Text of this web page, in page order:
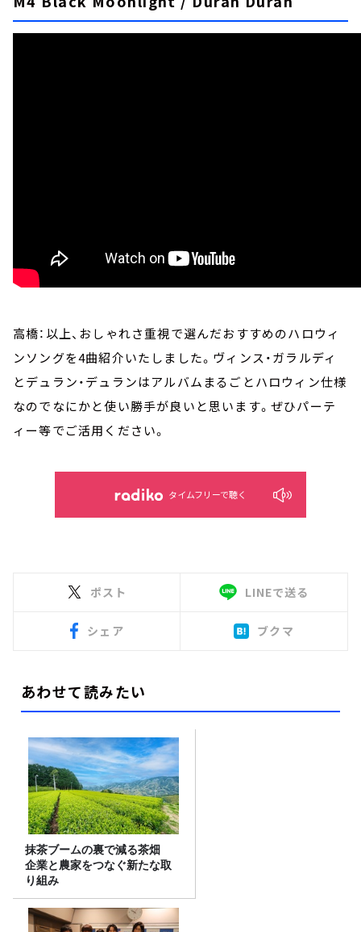
高橋：以上、おしゃれさ重視で選んだおすすめのハロウィ
ンソングを4曲紹介いたしました。ヴィンス・ガラルディ
とデュラン・デュランはアルバムまるごとハロウィン仕様
なのでなにかと使い勝手が良いと思います。ぜひパーテ
ィー等でご活用ください。
タイムフリーで聴く
ポスト LINEで送る
シェア ブクマ
あわせて読みたい
抹茶ブームの裏で減る茶畑
企業と農家をつなぐ新たな取
り組み